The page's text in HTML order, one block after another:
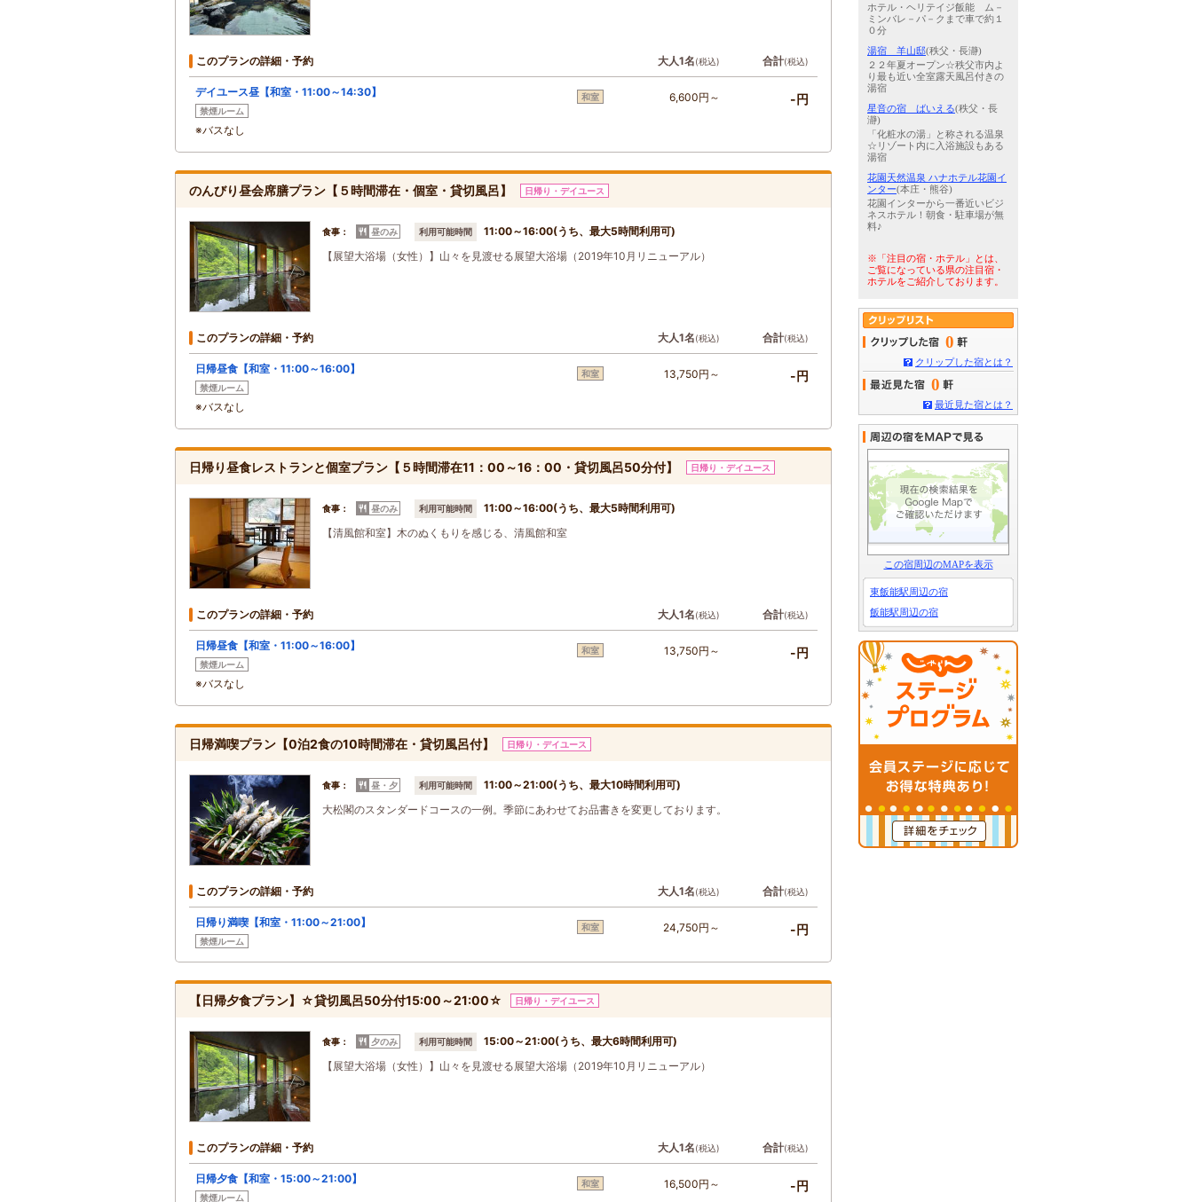
このプランの詳細・予約 大人1名(税込) 合計(税込)
デイユース昼【和室・11:00～14:30】
禁煙ルーム
※バスなし
和室 6,600円～ -円
のんびり昼会席膳プラン【５時間滞在・個室・貸切風呂】 日帰り・デイユース
食事： 昼のみ 利用可能時間
11:00～16:00(うち、最大5時間利用可)
【展望大浴場（女性）】山々を見渡せる展望大浴場（2019年10月リニューアル）
このプランの詳細・予約 大人1名(税込) 合計(税込)
日帰昼食【和室・11:00～16:00】
禁煙ルーム
※バスなし
和室 13,750円～ -円
日帰り昼食レストランと個室プラン【５時間滞在11：00～16：00・貸切風呂50分付】 日帰り・デイユース
食事： 昼のみ 利用可能時間
11:00～16:00(うち、最大5時間利用可)
【清風館和室】木のぬくもりを感じる、清風館和室
このプランの詳細・予約 大人1名(税込) 合計(税込)
日帰昼食【和室・11:00～16:00】
禁煙ルーム
※バスなし
和室 13,750円～ -円
日帰満喫プラン【0泊2食の10時間滞在・貸切風呂付】 日帰り・デイユース
食事： 昼・夕 利用可能時間
11:00～21:00(うち、最大10時間利用可)
大松閣のスタンダードコースの一例。季節にあわせてお品書きを変更しております。
このプランの詳細・予約 大人1名(税込) 合計(税込)
日帰り満喫【和室・11:00～21:00】
禁煙ルーム
和室 24,750円～ -円
【日帰夕食プラン】☆貸切風呂50分付15:00～21:00☆ 日帰り・デイユース
食事： 夕のみ 利用可能時間
15:00～21:00(うち、最大6時間利用可)
【展望大浴場（女性）】山々を見渡せる展望大浴場（2019年10月リニューアル）
このプランの詳細・予約 大人1名(税込) 合計(税込)
日帰夕食【和室・15:00～21:00】
禁煙ルーム
和室 16,500円～ -円
ホテル・ヘリテイジ飯能 ム－
ミンバレ－パ－クまで車で約１
０分
湯宿 羊山邸(秩父・長瀞)
２２年夏オープン☆秩父市内よ
り最も近い全室露天風呂付きの
湯宿
星音の宿 ばいえる(秩父・長
瀞)
「化粧水の湯」と称される温泉
☆リゾート内に入浴施設もある
湯宿
花園天然温泉 ハナホテル花園イ
ンター(本庄・熊谷)
花園インターから一番近いビジ
ネスホテル！朝食・駐車場が無
料♪
※「注目の宿・ホテル」とは、
ご覧になっている県の注目宿・
ホテルをご紹介しております。
0
クリップした宿とは？
0
最近見た宿とは？
この宿周辺のMAPを表示
東飯能駅周辺の宿
飯能駅周辺の宿